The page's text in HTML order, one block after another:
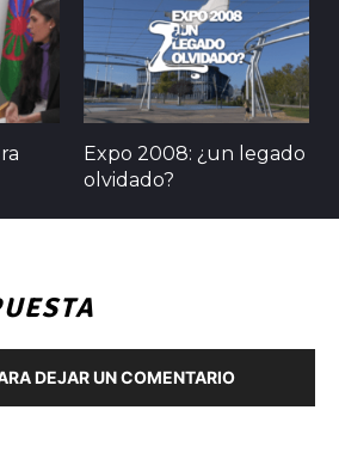
Expo 2008: ¿un legado
olvidado?
DEJAR UN COMENTARIO